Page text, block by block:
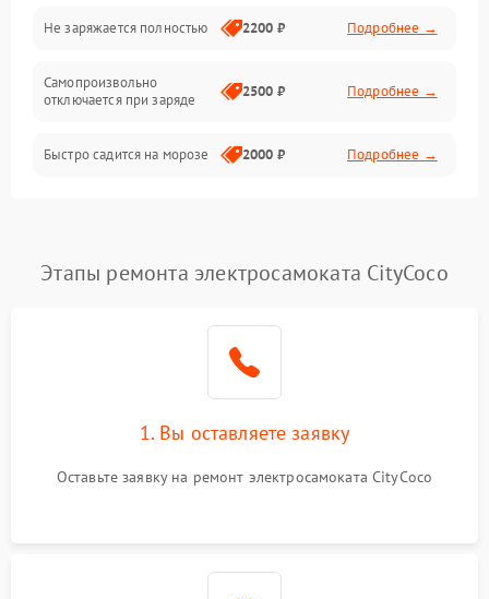
Не заряжается полностью 2200 ₽ Подробнее →
Самопроизвольно
отключается при заряде
2500 ₽ Подробнее →
Быстро садится на морозе 2000 ₽ Подробнее →
Этапы ремонта электросамоката CityCoco
1. Вы оставляете заявку
Оставьте заявку на ремонт электросамоката CityCoco